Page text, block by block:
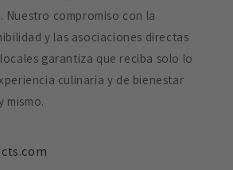
Nuestro compromiso con la
y las asociaciones directas
garantiza que reciba solo lo
culinaria y de bienestar
mismo.